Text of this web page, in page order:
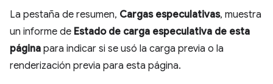
La pestaña de resumen, Cargas especulativas, muestra
un informe de Estado de carga especulativa de esta
página para indicar si se usó la carga previa o la
renderización previa para esta página.